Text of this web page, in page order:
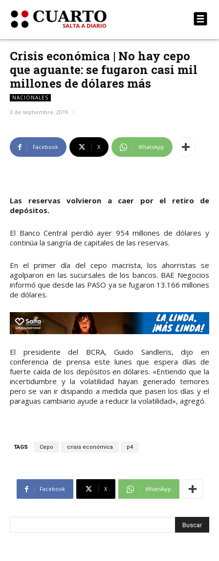
Crisis económica | No hay cepo
que aguante: se fugaron casi mil
millones de dólares más
NACIONALES
3 de septiembre, 2019
Facebook X WhatsApp
Las reservas volvieron a caer por el retiro de
depósitos.
El Banco Central perdió ayer 954 millones de dólares y
continúa la sangría de capitales de las reservas.
En el primer día del cepo macrista, los ahorristas se
agolparon en las sucursales de los bancos. BAE Negocios
informó que desde las PASO ya se fugaron 13.166 millones
de dólares.
El presidente del BCRA, Guido Sandleris, dijo en
conferencia de prensa este lunes que espera días de
fuerte caída de los depósitos en dólares. «Entiendo que la
incertidumbre y la volatilidad hayan generado temores
pero se van ir disipando a medida que pasen los días y el
paraguas cambiario ayude a reducir la volatilidad», agregó.
TAGS Cepo crisis económica p4
Facebook X WhatsApp